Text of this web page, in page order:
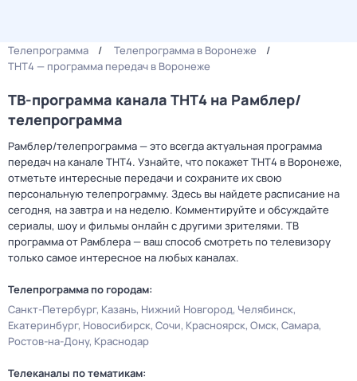
Телепрограмма
Телепрограмма в Воронеже
ТНТ4 — программа передач в Воронеже
ТВ-программа канала ТНТ4 на Рамблер/
телепрограмма
Рамблер/телепрограмма — это всегда актуальная программа
передач на канале ТНТ4. Узнайте, что покажет ТНТ4 в Воронеже,
отметьте интересные передачи и сохраните их свою
персональную телепрограмму. Здесь вы найдете расписание на
сегодня, на завтра и на неделю. Комментируйте и обсуждайте
сериалы, шоу и фильмы онлайн с другими зрителями. ТВ
программа от Рамблера — ваш способ смотреть по телевизору
только самое интересное на любых каналах.
Телепрограмма по городам:
Санкт-Петербург Казань Нижний Новгород Челябинск
Екатеринбург Новосибирск Сочи Красноярск Омск Самара
Ростов-на-Дону Краснодар
Телеканалы по тематикам: